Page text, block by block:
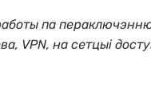
па
VPN, на сетцыі